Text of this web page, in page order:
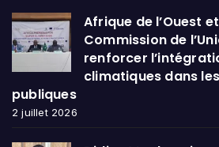
Afrique de l’Ouest
Commission de
renforcer
climatiques dans
publiques
2 juillet 2026